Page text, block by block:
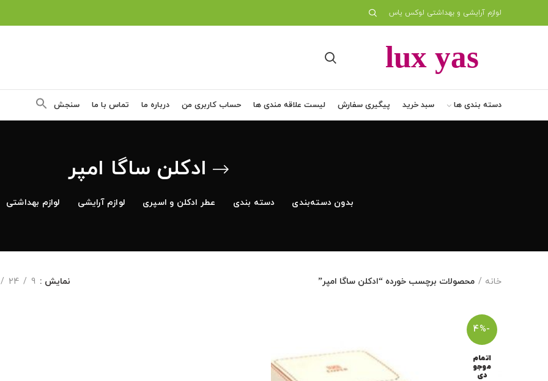
لوازم آرایشی و بهداشتی لوکس یاس
دسته بندی ها سبد خرید پیگیری سفارش لیست علاقه مندی ها حساب کاربری من درباره ما تماس با ما سنجش
ادکلن ساگا امپر
بدون دسته‌بندی دسته بندی عطر ادکلن و اسپری لوازم آرایشی لوازم بهداشتی
خانه محصولات برچسب خورده “ادکلن ساگا امپر” نمایش 9
24
-4%
اتمام
موجو
دی